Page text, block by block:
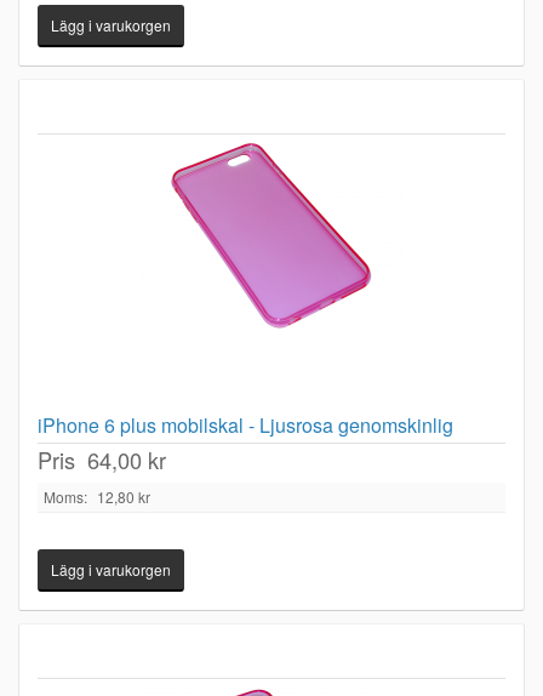
iPhone 6 plus mobilskal - Ljusrosa genomskinlig
Pris 64,00 kr
Moms: 12,80 kr